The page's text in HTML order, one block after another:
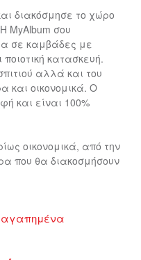
14.90€.
διακόσμησε το χώρο
MyAlbum σου
σε καμβάδες με
κατασκευή.
αλλά και του
και οικονομικά. Ο
και είναι 100%
οικονομικά, από την
που θα διακοσμήσουν
αγαπημένα